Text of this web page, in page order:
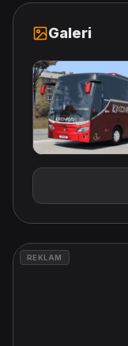
Galeri
REKLAM